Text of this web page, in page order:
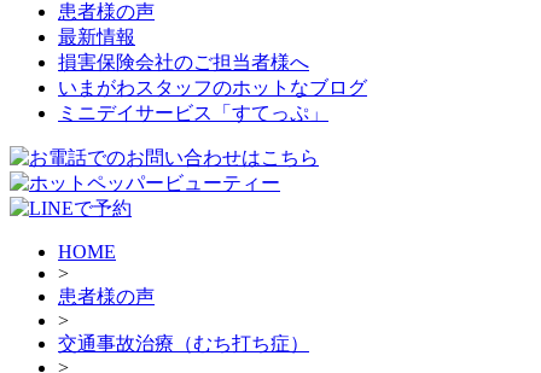
患者様の声
最新情報
損害保険会社のご担当者様へ
いまがわスタッフのホットなブログ
ミニデイサービス「すてっぷ」
HOME
>
患者様の声
>
交通事故治療（むち打ち症）
>